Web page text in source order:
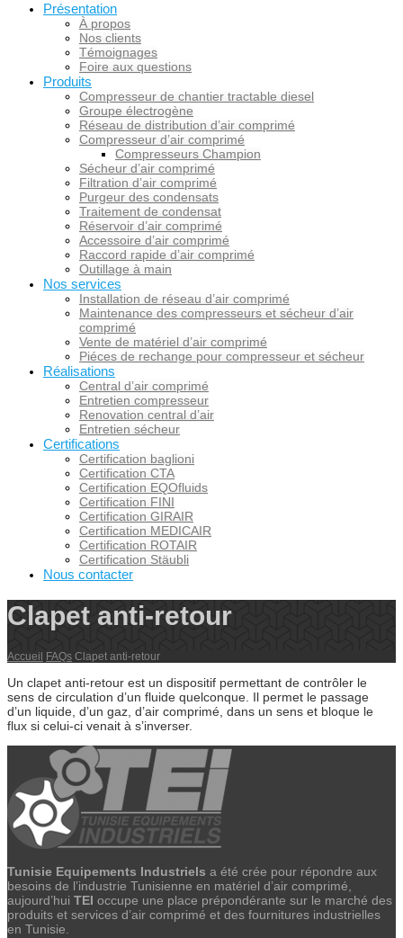
Présentation
À propos
Nos clients
Témoignages
Foire aux questions
Produits
Compresseur de chantier tractable diesel
Groupe électrogène
Réseau de distribution d’air comprimé
Compresseur d’air comprimé
Compresseurs Champion
Sécheur d’air comprimé
Filtration d’air comprimé
Purgeur des condensats
Traitement de condensat
Réservoir d’air comprimé
Accessoire d’air comprimé
Raccord rapide d’air comprimé
Outillage à main
Nos services
Installation de réseau d’air comprimé
Maintenance des compresseurs et sécheur d’air
comprimé
Vente de matériel d’air comprimé
Piéces de rechange pour compresseur et sécheur
Réalisations
Central d’air comprimé
Entretien compresseur
Renovation central d’air
Entretien sécheur
Certifications
Certification baglioni
Certification CTA
Certification EQOfluids
Certification FINI
Certification GIRAIR
Certification MEDICAIR
Certification ROTAIR
Certification Stäubli
Nous contacter
Clapet anti-retour
Accueil FAQs Clapet anti-retour
Un clapet anti-retour est un dispositif permettant de contrôler le
sens de circulation d’un fluide quelconque. Il permet le passage
d’un liquide, d’un gaz, d’air comprimé, dans un sens et bloque le
flux si celui-ci venait à s’inverser.
Tunisie Equipements Industriels a été crée pour répondre aux
besoins de l’industrie Tunisienne en matériel d’air comprimé,
aujourd’hui TEI occupe une place prépondérante sur le marché des
produits et services d’air comprimé et des fournitures industrielles
en Tunisie.